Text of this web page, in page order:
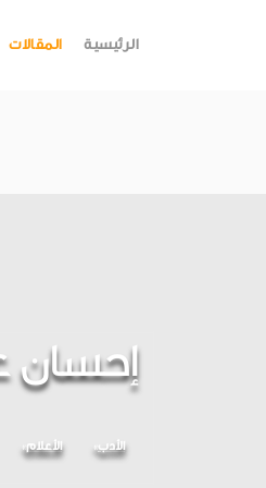
الرئيسية المقالات
إحسان
الأدب الأعلام